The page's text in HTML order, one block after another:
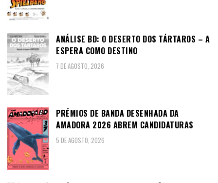
ANÁLISE BD: O DESERTO DOS TÁRTAROS – A
ESPERA COMO DESTINO
7 DE AGOSTO, 2026
PRÉMIOS DE BANDA DESENHADA DA
AMADORA 2026 ABREM CANDIDATURAS
5 DE AGOSTO, 2026